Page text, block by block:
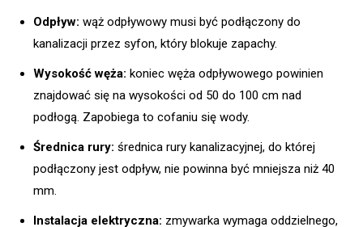
Odpływ: wąż odpływowy musi być podłączony do
kanalizacji przez syfon, który blokuje zapachy.
Wysokość węża: koniec węża odpływowego powinien
znajdować się na wysokości od 50 do 100 cm nad
podłogą. Zapobiega to cofaniu się wody.
Średnica rury: średnica rury kanalizacyjnej, do której
podłączony jest odpływ, nie powinna być mniejsza niż 40
mm.
Instalacja elektryczna: zmywarka wymaga oddzielnego,